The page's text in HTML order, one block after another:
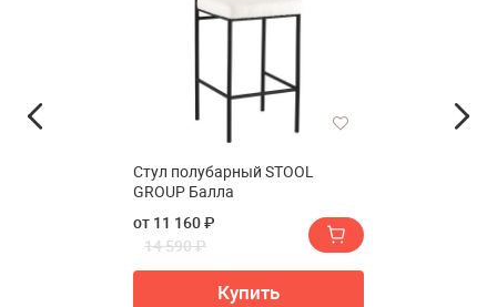
Стул полубарный STOOL
GROUP Балла
от 11 160 ₽
14 590 ₽
Купить